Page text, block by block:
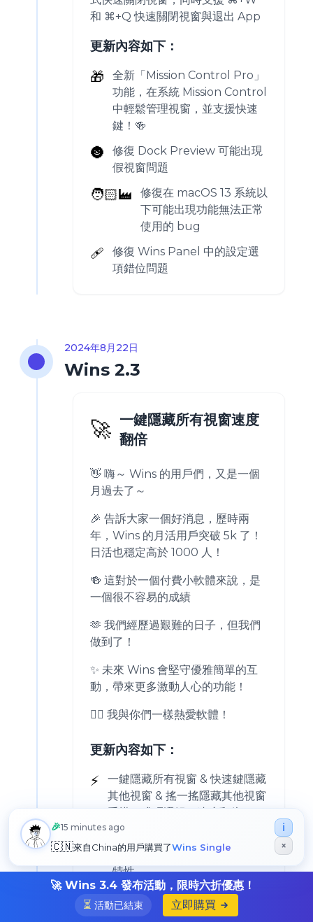
🎉15 minutes ago
🇨🇳來自China的用戶購買了Wins Single
ℹ️
×
🚀 Wins 3.4 發布活動，限時六折優惠！
⏳ 活動已結束 立即購買
和 ⌘+Q 快速關閉視窗與退出 App
更新內容如下：
🎁
全新「Mission Control Pro」
功能，在系統 Mission Control
中輕鬆管理視窗，並支援快速
鍵！🍻
🌚
修復 Dock Preview 可能出現
假視窗問題
🧑🏻‍🏭
修復在 macOS 13 系統以
下可能出現功能無法正常
使用的 bug
🩹
修復 Wins Panel 中的設定選
項錯位問題
2024年8月22日
Wins 2.3
🚀 一鍵隱藏所有視窗速度
翻倍
👋 嗨～ Wins 的用戶們，又是一個
月過去了～
🎉 告訴大家一個好消息，歷時兩
年，Wins 的月活用戶突破 5k 了！
日活也穩定高於 1000 人！
🍻 這對於一個付費小軟體來說，是
一個很不容易的成績
🫶 我們經歷過艱難的日子，但我們
做到了！
✨ 未來 Wins 會堅守優雅簡單的互
動，帶來更多激動人心的功能！
❤️‍🔥 我與你們一樣熱愛軟體！
更新內容如下：
⚡️
一鍵隱藏所有視窗 & 快速鍵隱藏
其他視窗 & 搖一搖隱藏其他視窗
重構程式碼邏輯，速度翻倍！
項，完美適配 macOS 15 的新
特性
💻
Dock Preview 裡的視窗，不
會自動觸發層級排序